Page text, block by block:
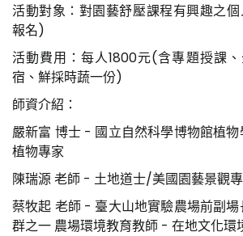
活動對象：對園藝舒壓課程有興趣之
報名)
活動費用：每人1800元(含專題授課
宿、鮮採時蔬一份)
師資介紹：
嚴新富 博士 - 國立自然科學博物館植
植物專家
陳瑞源 老師 - 土地道士/美國園藝景觀
蔡牧起 老師 - 臺大山地實驗農場前副
群之一 農場環境教育教師 - 在地文化環